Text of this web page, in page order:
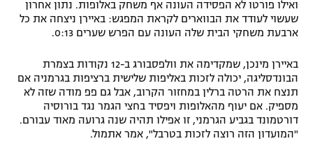
רשיון להקרנה פומבית לבית עסק
הצטרפות לחבילת הערוצים
לוח דרושים – ג'ובנט
תגיות
ואילו פורטו לא הפסידה העונה אף משחק באלופות. נתון אחרון
שעשוי לעודד את הבווארים לקראת המפגש: באיירן ניצחה את כל
ארבעת משחקי הבית שלה העונה עם הפרש שערים 0:13.
באיירן מינכן, שמקדימה את וולפסבורג ב-12 נקודות בצמרת
הבונדסליגה, יכולה לזכות באליפות שלישית ברציפות בגרמניה אם
תנצח את הרטה ברלין במחזור הקרוב, אבל גם פפ מודה שזה לא
מספיק. אם יעוף מהאלופות ויפסיד בחצי הגמר נגד בורוסיה
דורטמונד בגביע הגרמני, זו אפילו תהיה שנה גרועה מאוד עבורם.
"המועדון הזה רוצה לזכות בטרבל", אמר אתמול.